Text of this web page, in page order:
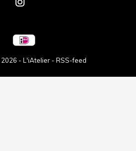
2026 - L'iAtelier - RSS-feed